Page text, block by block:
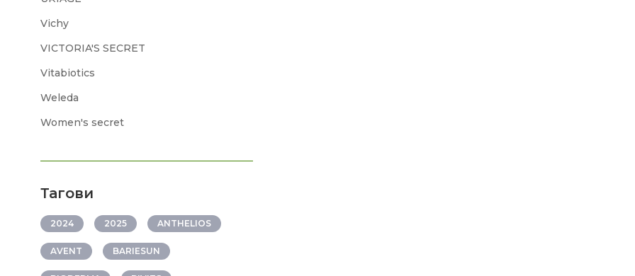
Vichy
VICTORIA'S SECRET
Vitabiotics
Weleda
Women's secret
Тагови
2024 2025 ANTHELIOS
AVENT BARIESUN